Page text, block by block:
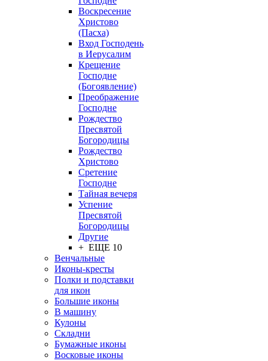
Воскресение
Христово
(Пасха)
Вход Господень
в Иерусалим
Крещение
Господне
(Богоявление)
Преображение
Господне
Рождество
Пресвятой
Богородицы
Рождество
Христово
Сретение
Господне
Тайная вечеря
Успение
Пресвятой
Богородицы
Другие
+ ЕЩЕ 10
Венчальные
Иконы-кресты
Полки и подставки
для икон
Большие иконы
В машину
Кулоны
Складни
Бумажные иконы
Восковые иконы